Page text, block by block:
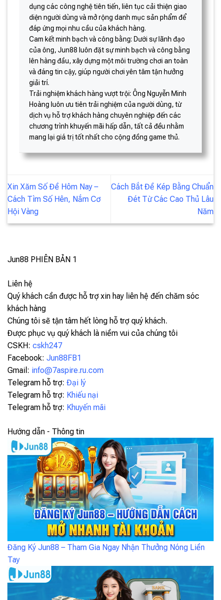
dụng các công nghệ tiên tiến, liên tục cải thiện giao
diện người dùng và mở rộng danh mục sản phẩm để
đáp ứng mọi nhu cầu của khách hàng.
Cam kết minh bạch và công bằng: Dưới sự lãnh đạo
của ông, Jun88 luôn đặt sự minh bạch và công bằng
lên hàng đầu, xây dựng một môi trường chơi an toàn
và đáng tin cậy, giúp người chơi yên tâm tận hưởng
giải trí.
Trải nghiệm khách hàng vượt trội: Ông Nguyễn Minh
Hoàng luôn ưu tiên trải nghiệm của người dùng, từ
dịch vụ hỗ trợ khách hàng chuyên nghiệp đến các
chương trình khuyến mãi hấp dẫn, tất cả đều nhằm
mang lại giá trị tốt nhất cho cộng đồng game thủ.
Xin Xăm Số Đề Hôm Nay –
Cách Tìm Số Hên, Nắm Cơ
Hội Vàng
Cách Bắt Đề Kép Bằng Chuẩn
Đét Từ Các Cao Thủ Lâu
Năm
Jun88 PHIÊN BẢN 1
Liên hệ
Quý khách cần được hỗ trợ xin hay liên hệ đến chăm sóc
khách hàng
Chúng tôi sẽ tận tâm hết lòng hỗ trợ quý khách.
Được phục vụ quý khách là niềm vui của chúng tôi
CSKH: cskh247
Facebook: Jun88FB1
Gmail: info@7aspire.ru.com
Telegram hỗ trợ: Đại lý
Telegram hỗ trợ: Khiếu nại
Telegram hỗ trợ: Khuyến mãi
Hướng dẫn - Thông tin
Đăng Ký Jun88 – Tham Gia Ngay Nhận Thưởng Nóng Liền
Tay